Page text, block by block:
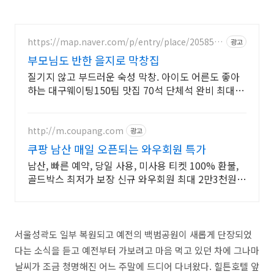
https://map.naver.com/p/entry/place/2058545
광고
부모님도 반한 을지로 막창집
질기지 않고 부드러운 숙성 막창. 아이도 어른도 좋아
하는 대구웨이팅150팀 맛집 70석 단체석 완비 최대
http://m.coupang.com 광고
쿠팡 남산 매일 오픈되는 와우회원 특가
남산, 빠른 예약, 당일 사용, 미사용 티켓 100% 환불,
골드박스 최저가 보장 신규 와우회원 최대 2만3천원
서울성곽도 일부 복원되고 예전의 백범공원이 새롭게 단장되었
다는 소식을 듣고 예전부터 가보려고 마음 먹고 있던 차에 그나마
날씨가 조금 청명해진 어느 주말에 드디어 다녀왔다. 힐튼호텔 앞